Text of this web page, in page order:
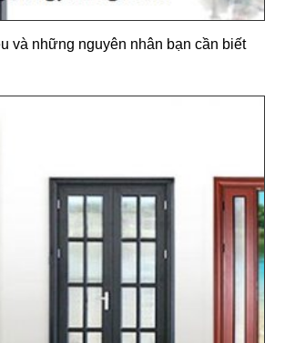
và những nguyên nhân bạn cần biết